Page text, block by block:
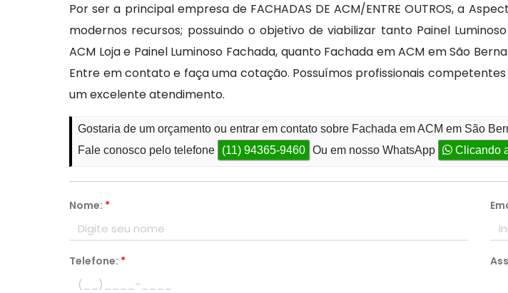
Por ser a principal empresa de FACHADAS DE ACM/ENTRE OUTROS, a
modernos recursos; possuindo o objetivo de viabilizar tanto Painel
ACM Loja e Painel Luminoso Fachada, quanto Fachada em ACM em São
Entre em contato e faça uma cotação. Possuímos profissionais
um excelente atendimento.
Gostaria de um orçamento ou entrar em contato sobre Fachada em ACM em São
Fale conosco pelo telefone
(11) 94365-9460 Ou em nosso WhatsApp Clicando
Nome: *
Telefone: *